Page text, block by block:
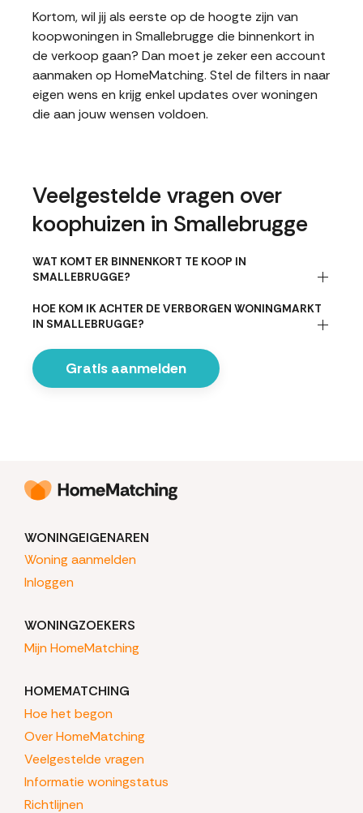
Kortom, wil jij als eerste op de hoogte zijn van
koopwoningen in Smallebrugge die binnenkort in
de verkoop gaan? Dan moet je zeker een account
aanmaken op HomeMatching. Stel de filters in naar
eigen wens en krijg enkel updates over woningen
die aan jouw wensen voldoen.
Veelgestelde vragen over
koophuizen in Smallebrugge
WAT KOMT ER BINNENKORT TE KOOP IN
SMALLEBRUGGE?
HOE KOM IK ACHTER DE VERBORGEN WONINGMARKT
IN SMALLEBRUGGE?
Gratis aanmelden
WONINGEIGENAREN
Woning aanmelden
Inloggen
WONINGZOEKERS
Mijn HomeMatching
HOMEMATCHING
Hoe het begon
Over HomeMatching
Veelgestelde vragen
Informatie woningstatus
Richtlijnen